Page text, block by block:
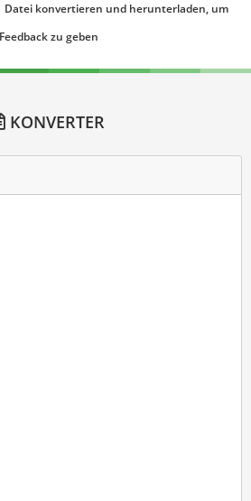
Datei konvertieren und herunterladen, um
Feedback zu geben
KONVERTER